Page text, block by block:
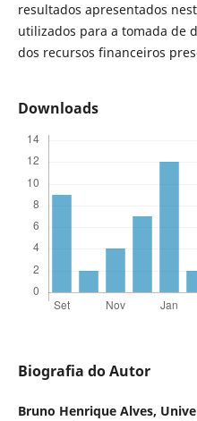
resultados apresentados
utilizados para a tomada de
dos recursos financeiros
Downloads
Biografia do Autor
Bruno Henrique Alves,